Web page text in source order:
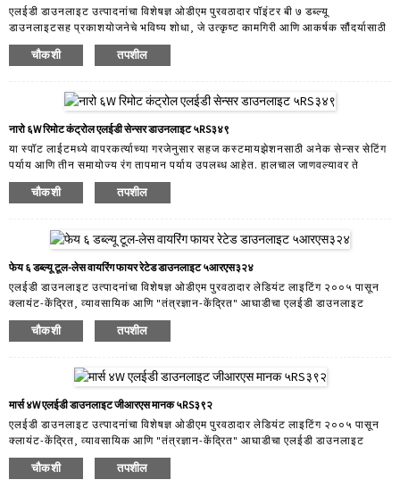
एलईडी डाउनलाइट उत्पादनांचा विशेषज्ञ ओडीएम पुरवठादार पॉइंटर बी ७ डब्ल्यू
डाउनलाइटसह प्रकाशयोजनेचे भविष्य शोधा, जे उत्कृष्ट कामगिरी आणि आकर्षक सौंदर्यासाठी
डिझाइन केलेले आहे. निवासी आणि व्यावसायिक जागांसाठी परिपूर्ण, हे डाउनलाइट आदर्श
प्रकाशयोजना समाधान तयार करण्यासाठी प्रगत तंत्रज्ञानासह किमान डिझाइनचे संयोजन
करते, ज्यामुळे ते वास्तुशिल्पीय तपशील किंवा विशिष्ट वस्तू हायलाइट करण्यासाठी परिपूर्ण
चौकशी तपशील
नारो ६W रिमोट कंट्रोल एलईडी सेन्सर डाउनलाइट ५RS३४९
या स्पॉट लाईटमध्ये वापरकर्त्याच्या गरजेनुसार सहज कस्टमायझेशनसाठी अनेक सेन्सर सेटिंग
पर्याय आणि तीन समायोज्य रंग तापमान पर्याय उपलब्ध आहेत. हालचाल जाणवल्यावर ते
आपोआप दिवे चालू करू शकते आणि कोणतीही हालचाल न आढळल्यानंतर बंद करू शकते.
वाढीव सुरक्षितता आणि हँड्स-फ्री स्विचिंगची सोय ही सेन्सर बसवण्याची उत्तम कारणे आहेत.
उपाय बनवते. लेडियंट लाइटिंग...
चौकशी तपशील
फेय ६ डब्ल्यू टूल-लेस वायरिंग फायर रेटेड डाउनलाइट ५आरएस३२४
एलईडी डाउनलाइट उत्पादनांचा विशेषज्ञ ओडीएम पुरवठादार लेडियंट लाइटिंग २००५ पासून
क्लायंट-केंद्रित, व्यावसायिक आणि "तंत्रज्ञान-केंद्रित" आघाडीचा एलईडी डाउनलाइट
उत्पादक आहे. ३० आर अँड डी कर्मचारी सदस्यांसह, लेडियंट तुमच्या बाजारपेठेसाठी
कस्टमायझेशन करतो. आम्ही विविध प्रकारच्या अनुप्रयोगांसाठी योग्य एलईडी डाउनलाइट्स
डाउनलाइट्स आणि स्मार्ट डाउनलाइट्स समाविष्ट आहेत. लेडियंटने विकले जाणारे सर्व
उत्पादन हे टूल ओपन केलेले उत्पादन आहे आणि त्याचे स्वतःचे नावीन्य आहे...
चौकशी तपशील
मार्स ४W एलईडी डाउनलाइट जीआरएस मानक ५RS३९२
एलईडी डाउनलाइट उत्पादनांचा विशेषज्ञ ओडीएम पुरवठादार लेडियंट लाइटिंग २००५ पासून
क्लायंट-केंद्रित, व्यावसायिक आणि "तंत्रज्ञान-केंद्रित" आघाडीचा एलईडी डाउनलाइट
उत्पादक आहे. ३० आर अँड डी कर्मचारी सदस्यांसह, लेडियंट तुमच्या बाजारपेठेसाठी
कस्टमायझेशन करतो. आम्ही विविध प्रकारच्या अनुप्रयोगांसाठी योग्य एलईडी डाउनलाइट्स
चौकशी तपशील